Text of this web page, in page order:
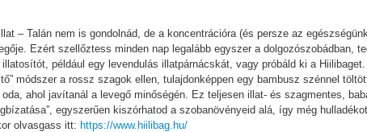
– Talán nem is gondolnád, de a koncentrációra (és persze az
Ezért szellőztess minden nap legalább egyszer a dolgozószobádban,
például egy levendulás illatpárnácskát, vagy próbáld ki a
módszer a rossz szagok ellen, tulajdonképpen egy bambusz szénnel
ahol javítanál a levegő minőségén. Ez teljesen illat- és szagmentes,
egyszerűen kiszórhatod a szobanövényeid alá, így még
olvasgass itt: https://www.hiilibag.hu/